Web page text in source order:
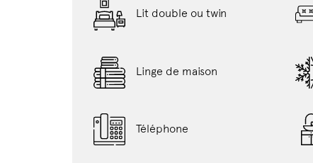
Lit double ou twin
Linge de maison
Téléphone